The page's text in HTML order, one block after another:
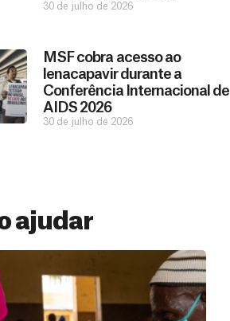
30 de julho de 2026
MSF cobra acesso ao
lenacapavir durante a
Conferência Internacional de
AIDS 2026
30 de julho de 2026
ajudar